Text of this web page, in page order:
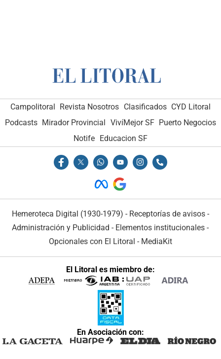
Campolitoral Revista Nosotros Clasificados CYD Litoral
Podcasts Mirador Provincial VivíMejor SF Puerto Negocios
Notife Educacion SF
Hemeroteca Digital (1930-1979) - Receptorías de avisos -
Administración y Publicidad - Elementos institucionales -
Opcionales con El Litoral - MediaKit
El Litoral es miembro de:
En Asociación con: